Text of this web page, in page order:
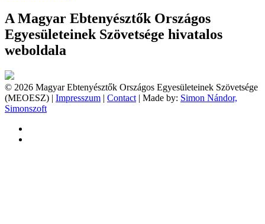
A Magyar Ebtenyésztők Országos
Egyesületeinek Szövetsége hivatalos
weboldala
© 2026 Magyar Ebtenyésztők Országos Egyesületeinek Szövetsége
(MEOESZ) | Impresszum | Contact | Made by: Simon Nándor,
Simonszoft